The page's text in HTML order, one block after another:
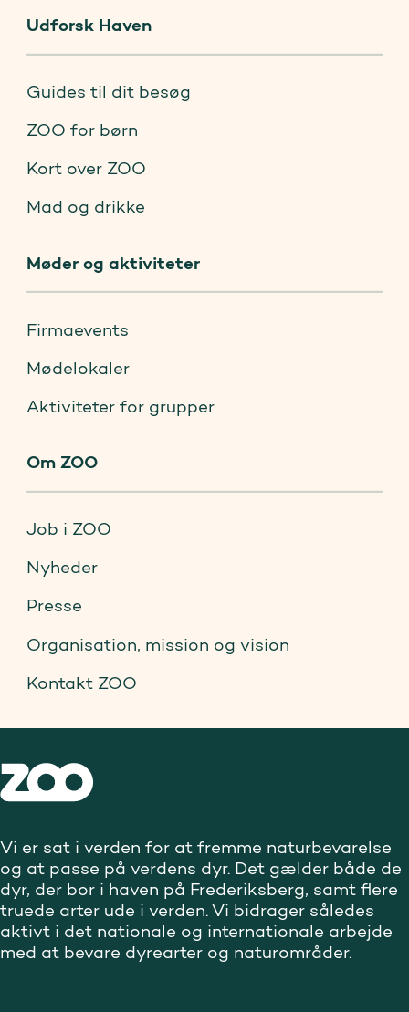
Udforsk Haven
Guides til dit besøg
ZOO for børn
Kort over ZOO
Mad og drikke
Møder og aktiviteter
Firmaevents
Mødelokaler
Aktiviteter for grupper
Om ZOO
Job i ZOO
Nyheder
Presse
Organisation, mission og vision
Kontakt ZOO
Vi er sat i verden for at fremme naturbevarelse
og at passe på verdens dyr. Det gælder både de
dyr, der bor i haven på Frederiksberg, samt flere
truede arter ude i verden. Vi bidrager således
aktivt i det nationale og internationale arbejde
med at bevare dyrearter og naturområder.